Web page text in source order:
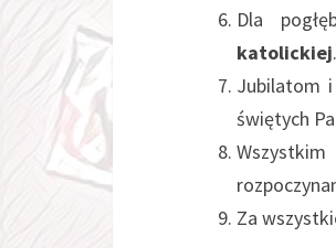
Dla
katolickiej.
Jubilatom
świętych
Za